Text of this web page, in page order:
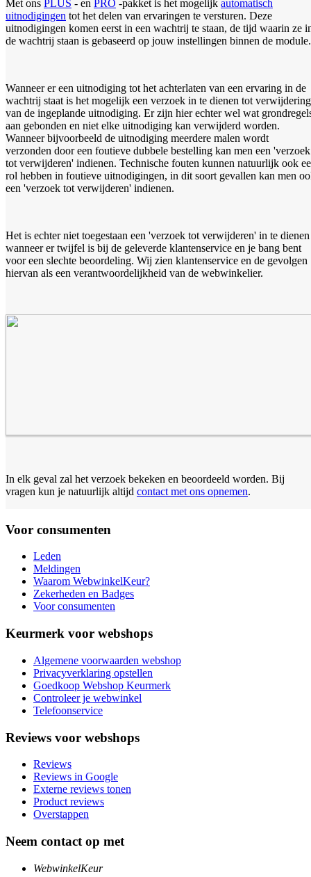
Met ons PLUS - en PRO -pakket is het mogelijk automatisch
uitnodigingen tot het delen van ervaringen te versturen. Deze
uitnodigingen komen eerst in een wachtrij te staan, de tijd waarin ze
de wachtrij staan is gebaseerd op jouw instellingen binnen de module.
Wanneer er een uitnodiging tot het achterlaten van een ervaring in de
wachtrij staat is het mogelijk een verzoek in te dienen tot verwijdering
van de ingeplande uitnodiging. Er zijn hier echter wel wat
aan gebonden en niet elke uitnodiging kan verwijderd worden.
Wanneer bijvoorbeeld de uitnodiging meerdere malen wordt
verzonden door een foutieve dubbele bestelling kan men een 'verzoek
tot verwijderen' indienen. Technische fouten kunnen natuurlijk ook
rol hebben in foutieve uitnodigingen, in dit soort gevallen kan men
een 'verzoek tot verwijderen' indienen.
Het is echter niet toegestaan een 'verzoek tot verwijderen' in te dienen
wanneer er twijfel is bij de geleverde klantenservice en je bang bent
voor een slechte beoordeling. Wij zien klantenservice en de gevolgen
hiervan als een verantwoordelijkheid van de webwinkelier.
In elk geval zal het verzoek bekeken en beoordeeld worden. Bij
vragen kun je natuurlijk altijd contact met ons opnemen.
Voor consumenten
Leden
Meldingen
Waarom WebwinkelKeur?
Zekerheden en Badges
Voor consumenten
Keurmerk voor webshops
Algemene voorwaarden webshop
Privacyverklaring opstellen
Goedkoop Webshop Keurmerk
Controleer je webwinkel
Telefoonservice
Reviews voor webshops
Reviews
Reviews in Google
Externe reviews tonen
Product reviews
Overstappen
Neem contact op met
WebwinkelKeur